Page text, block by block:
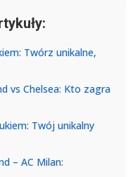
Twórz unikalne,
vs Chelsea: Kto zagra
Twój unikalny
– AC Milan: